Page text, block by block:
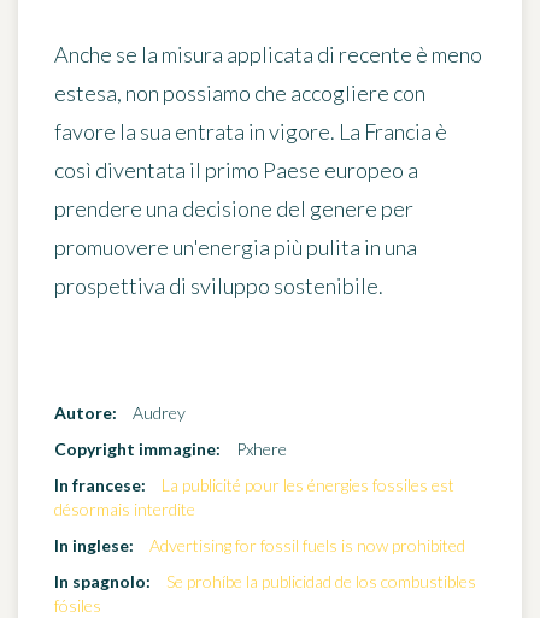
Anche se la misura applicata di recente è meno
estesa, non possiamo che accogliere con
favore la sua entrata in vigore. La Francia è
così diventata il primo Paese europeo a
prendere una decisione del genere per
promuovere un'energia più pulita in una
prospettiva di sviluppo sostenibile.
Autore:
Audrey
Copyright immagine:
Pxhere
In francese:
La publicité pour les énergies fossiles est
désormais interdite
In inglese:
Advertising for fossil fuels is now prohibited
In spagnolo:
Se prohíbe la publicidad de los combustibles
fósiles